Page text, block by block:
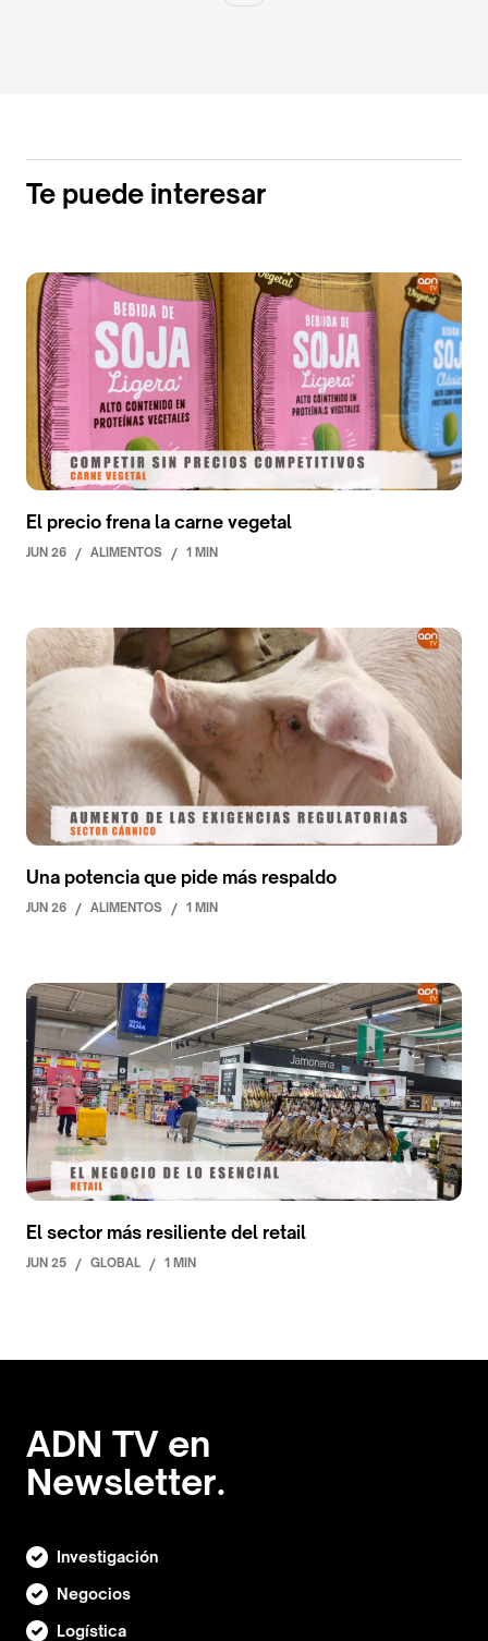
Te puede interesar
El precio frena la carne vegetal
JUN 26 / ALIMENTOS / 1 MIN
Una potencia que pide más respaldo
JUN 26 / ALIMENTOS / 1 MIN
El sector más resiliente del retail
JUN 25 / GLOBAL / 1 MIN
ADN TV en
Newsletter.
Investigación
Negocios
Logística